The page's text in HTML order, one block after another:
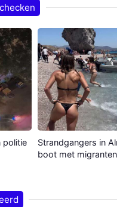
politie
Strandgangers in
boot met migranten